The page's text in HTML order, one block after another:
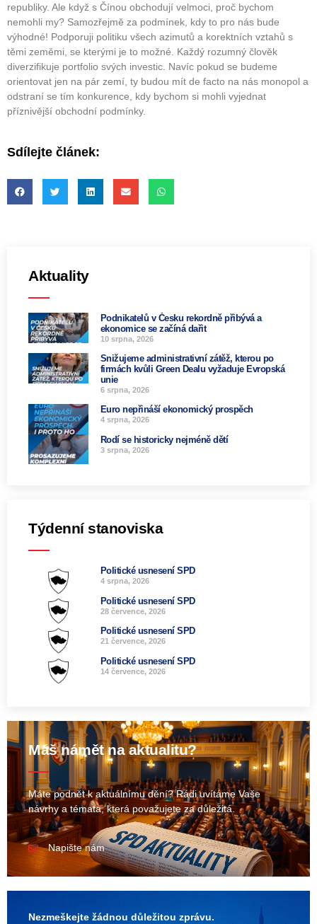
republiky. Ale když s Čínou obchodují velmoci, proč bychom
nemohli my? Samozřejmě za podmínek, kdy to pro nás bude
výhodné! Podporuji politiku všech azimutů a korektních vztahů s
těmi zeměmi, se kterými je to možné. Každý rozumný člověk
diverzifikuje portfolio svých investic. Navíc pokud se budeme
orientovat jen na pár zemí, ty budou mít de facto na nás monopol a
odstraní se tím konkurence, kdy bychom si mohli vyjednat
příznivější obchodní podmínky.
Sdílejte článek:
Aktuality
Podnikatelů v Česku rekordně přibývá a
ekonomice se začíná dařit
10 srpna, 2026
Snižujeme administrativní zátěž, kterou po
firmách kvůli Green Dealu vyžaduje Evropská
unie
6 srpna, 2026
Euro nepřináší ekonomický prospěch
4 srpna, 2026
Rodí se historicky nejméně dětí
3 srpna, 2026
Týdenní stanoviska
Politické usnesení SPD
4 srpna, 2026
Politické usnesení SPD
28 července, 2026
Politické usnesení SPD
21 července, 2026
Politické usnesení SPD
14 července, 2026
Máš námět na aktualitu?
Máte podnět k aktuálnímu dění? Rádi uvítáme Vaše
návrhy a témata, která považujete za důležitá.
Napište nám
Nezmeškejte žádnou důležitou zprávu.